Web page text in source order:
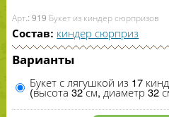
Арт.: 919 Букет из киндер сюрпризов
Состав: киндер сюрприз
Варианты
Букет с лягушкой из 17
(высота 32 см, диаметр 32